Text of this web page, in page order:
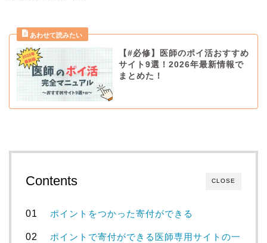
【#必修】医師のポイ活おすすめ
サイト9選！2026年最新情報で
まとめた！
CLOSE
Contents
ポイントをつかった寄付ができる
ポイントで寄付ができる医師専用サイトの一